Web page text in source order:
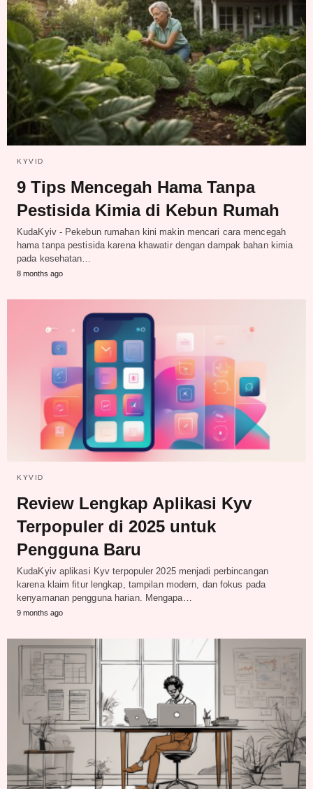
KYVID
9 Tips Mencegah Hama Tanpa
Pestisida Kimia di Kebun Rumah
KudaKyiv - Pekebun rumahan kini makin mencari cara mencegah
hama tanpa pestisida karena khawatir dengan dampak bahan kimia
pada kesehatan…
8 months ago
KYVID
Review Lengkap Aplikasi Kyv
Terpopuler di 2025 untuk
Pengguna Baru
KudaKyiv aplikasi Kyv terpopuler 2025 menjadi perbincangan
karena klaim fitur lengkap, tampilan modern, dan fokus pada
kenyamanan pengguna harian. Mengapa…
9 months ago